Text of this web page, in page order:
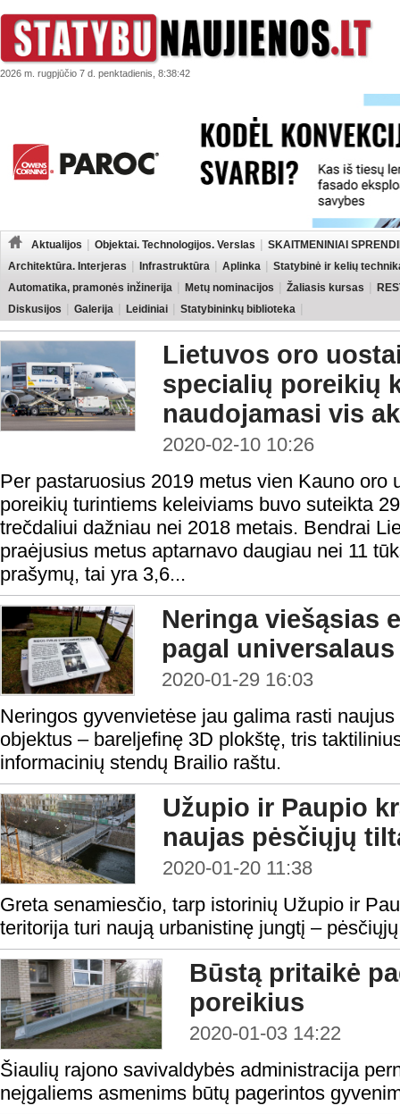
2026 m. rugpjūčio 7 d. penktadienis, 8:38:42
Aktualijos Objektai. Technologijos. Verslas
SKAITMENINIAI
Architektūra. Interjeras
Infrastruktūra Aplinka
Statybinė ir kelių
Automatika, pramonės inžinerija
Metų nominacijos Žaliasis kursas
Diskusijos
Galerija Leidiniai Statybininkų biblioteka
Lietuvos oro
specialių poreikių
naudojamasi vis
2020-02-10 10:26
Per pastaruosius 2019 metus vien Kauno oro
poreikių turintiems keleiviams buvo suteikta
trečdaliui dažniau nei 2018 metais. Bendrai
praėjusius metus aptarnavo daugiau nei 11
prašymų, tai yra 3,6...
Neringa viešąsias
pagal
2020-01-29 16:03
Neringos gyvenvietėse jau galima rasti
objektus – bareljefinę 3D plokštę, tris
informacinių stendų Brailio raštu.
Užupio ir Paupio
naujas pėsčiųjų
2020-01-20 11:38
Greta senamiesčio, tarp istorinių Užupio ir
teritorija turi naują urbanistinę jungtį –
Būstą pritaikė
poreikius
2020-01-03 14:22
Šiaulių rajono savivaldybės administracija
neįgaliems asmenims būtų pagerintos